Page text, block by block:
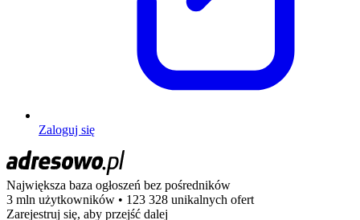
Zaloguj się
Największa baza ogłoszeń bez pośredników
3 mln użytkowników • 123 328 unikalnych ofert
Zarejestruj się, aby przejść dalej